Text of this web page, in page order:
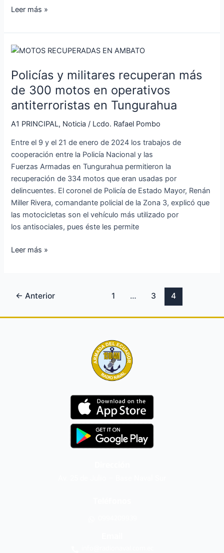
ambos
Leer más »
Policías y militares recuperan más
de 300 motos en operativos
antiterroristas en Tungurahua
A1 PRINCIPAL, Noticia / Lcdo. Rafael Pombo
Entre el 9 y el 21 de enero de 2024 los trabajos de
cooperación entre la Policía Nacional y las
Fuerzas Armadas en Tungurahua permitieron la
recuperación de 334 motos que eran usadas por
delincuentes. El coronel de Policía de Estado Mayor, Renán
Miller Rivera, comandante policial de la Zona 3, explicó que
las motocicletas son el vehículo más utilizado por
los antisociales, pues éste les permite
Policías
militares
recuperan
más
de
300
en
operativos
antiterroristas
en
Tungurahua
Leer más »
← Anterior 1 … 3 4